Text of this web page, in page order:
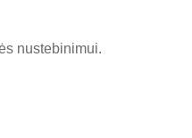
nustebinimui.